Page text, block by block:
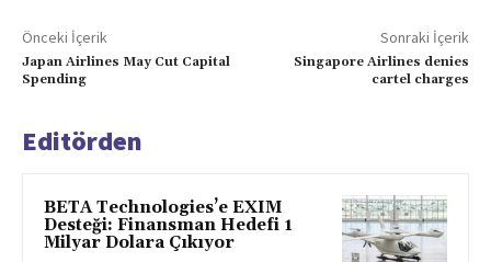
Önceki İçerik
Japan Airlines May Cut Capital
Spending
Sonraki İçerik
Singapore Airlines denies
cartel charges
Editörden
BETA Technologies’e EXIM
Desteği: Finansman Hedefi 1
Milyar Dolara Çıkıyor